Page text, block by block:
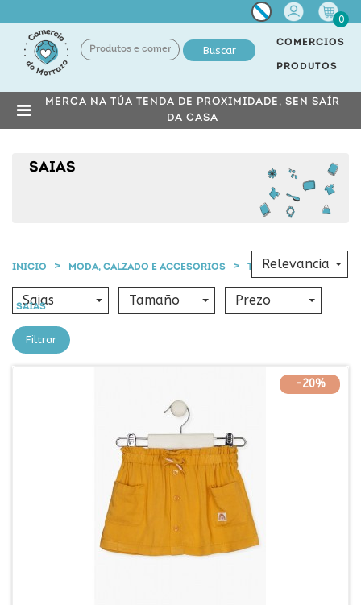
Miña
conta
0
Buscar
COMERCIOS
PRODUTOS
MERCA NA TÚA TENDA DE PROXIMIDADE, SEN SAÍR
DA CASA
SAIAS
INICIO MODA, CALZADO E ACCESORIOS TEXTIL NENA
SAIAS
Saias Tamaño Prezo
Relevancia
Filtrar
-20%